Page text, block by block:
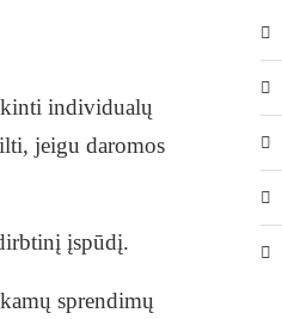
individualų
jeigu daromos
įspūdį.
sprendimų